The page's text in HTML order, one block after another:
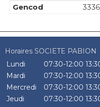
Gencod
Horaires SOCIETE PABION
Lundi
07:30-12:00
Mardi
07:30-12:00
Mercredi
07:30-12:00
Jeudi
07:30-12:00